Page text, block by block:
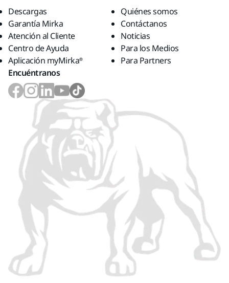
Descargas
Garantía Mirka
Atención al Cliente
Centro de Ayuda
Aplicación myMirka®
Quiénes somos
Contáctanos
Noticias
Para los Medios
Para Partners
Encuéntranos